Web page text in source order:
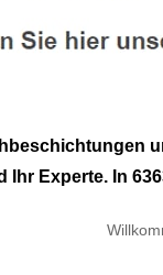
Experte. In